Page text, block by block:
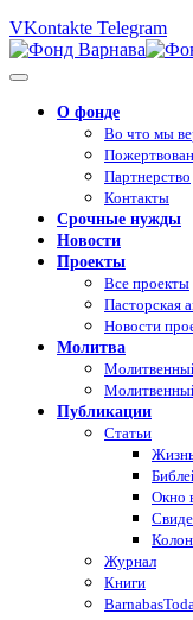
VKontakte Telegram
О фонде
Во что мы
Партнерство
Контакты
Срочные нужды
Новости
Проекты
Все проекты
Пасторская
Новости
Молитва
Публикации
Статьи
Окно
Журнал
Книги